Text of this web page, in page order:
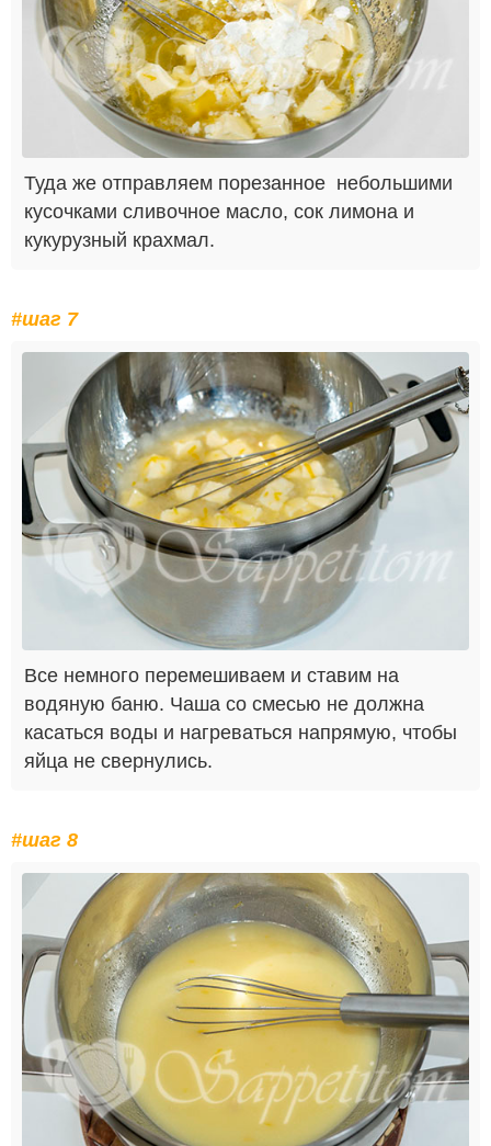
Туда же отправляем порезанное небольшими
кусочками сливочное масло, сок лимона и
кукурузный крахмал.
#шаг 7
Все немного перемешиваем и ставим на
водяную баню. Чаша со смесью не должна
касаться воды и нагреваться напрямую, чтобы
яйца не свернулись.
#шаг 8